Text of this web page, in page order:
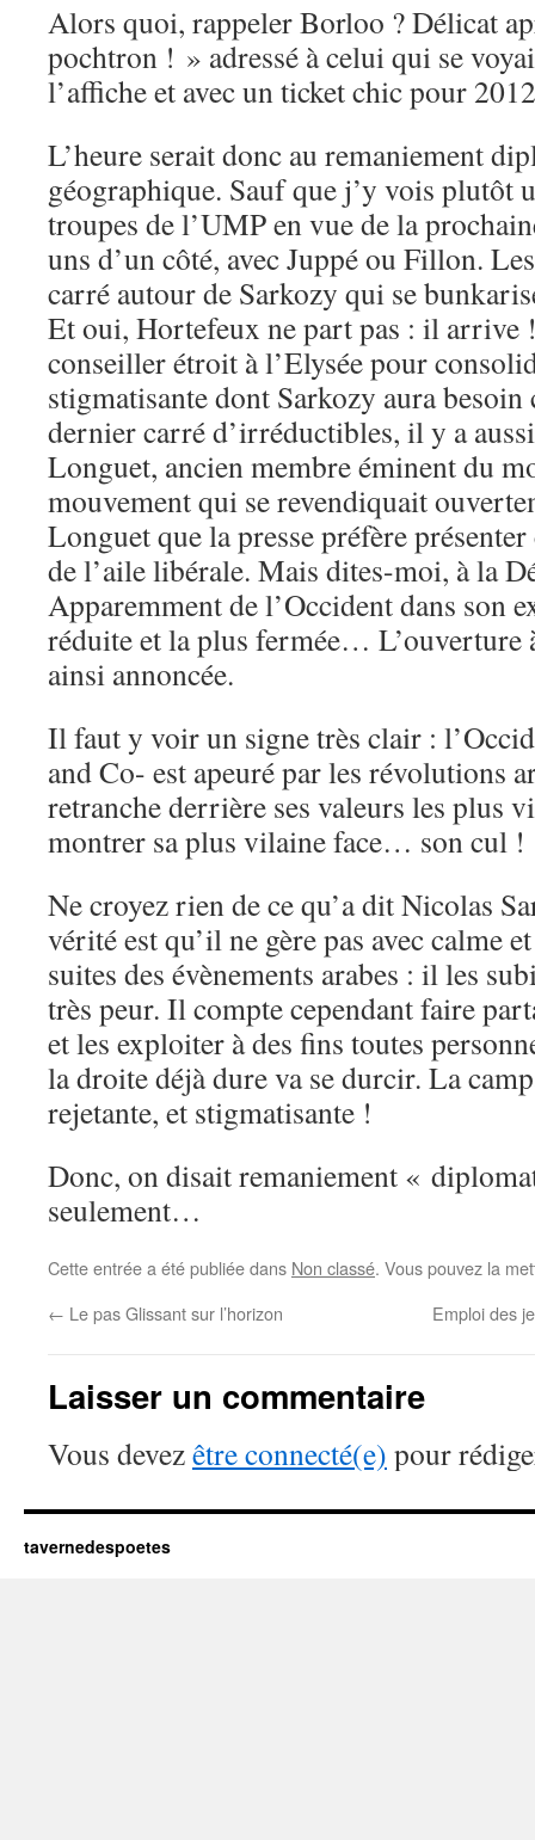
Alors quoi, rappeler Borloo ? Délicat
pochtron ! » adressé à celui qui se
l’affiche et avec un ticket chic pour
L’heure serait donc au remaniement
géographique. Sauf que j’y vois plutôt
troupes de l’UMP en vue de la
uns d’un côté, avec Juppé ou Fillon.
carré autour de Sarkozy qui se
Et oui, Hortefeux ne part pas : il
conseiller étroit à l’Elysée pour
stigmatisante dont Sarkozy aura besoin
dernier carré d’irréductibles, il y a
Longuet, ancien membre éminent du
mouvement qui se revendiquait
Longuet que la presse préfère
de l’aile libérale. Mais dites-moi, à la
Apparemment de l’Occident dans son
réduite et la plus fermée… L’ouverture
ainsi annoncée.
Il faut y voir un signe très clair :
and Co- est apeuré par les révolutions
retranche derrière ses valeurs les plus
montrer sa plus vilaine face… son cul !
Ne croyez rien de ce qu’a dit Nicolas
vérité est qu’il ne gère pas avec calme
suites des évènements arabes : il les
très peur. Il compte cependant faire
et les exploiter à des fins toutes
la droite déjà dure va se durcir. La
rejetante, et stigmatisante !
Donc, on disait remaniement «
seulement…
Cette entrée a été publiée dans Non classé. Vous pouvez la
← Le pas Glissant sur l’horizon Emploi des
Laisser un commentaire
Vous devezêtre connecté(e) pour
tavernedespoetes